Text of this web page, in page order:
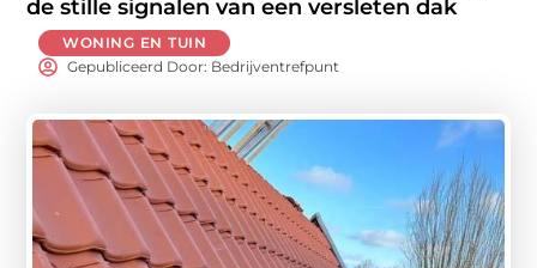
de stille signalen van een versleten dak
WONING EN TUIN
Gepubliceerd Door: Bedrijventrefpunt